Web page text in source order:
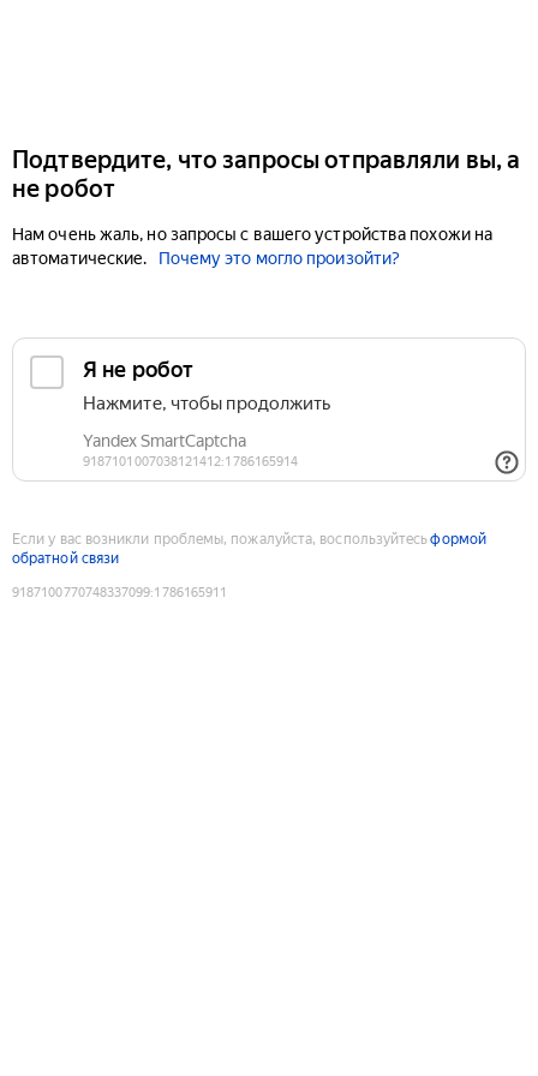
Подтвердите, что запросы отправляли вы, а
не робот
Нам очень жаль, но запросы с вашего устройства похожи на
автоматические.
Почему это могло произойти?
Если у вас возникли проблемы, пожалуйста, воспользуйтесьформой
обратной связи
9187100770748337099:1786165911